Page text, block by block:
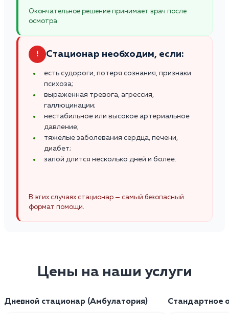
Окончательное решение принимает врач после
осмотра.
! Стационар необходим, если:
есть судороги, потеря сознания, признаки
психоза;
выраженная тревога, агрессия,
галлюцинации;
нестабильное или высокое артериальное
давление;
тяжёлые заболевания сердца, печени,
диабет;
запой длится несколько дней и более.
В этих случаях стационар — самый безопасный
формат помощи.
Цены на наши услуги
Дневной стационар (Амбулатория) Стандартное